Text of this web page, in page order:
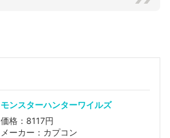
モンスターハンターワイルズ
価格：8117円
メーカー：カプコン